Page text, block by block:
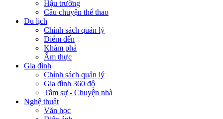
Hậu trường
Câu chuyện thể thao
Du lịch
Chính sách quản lý
Điểm đến
Khám phá
Ẩm thực
Gia đình
Chính sách quản lý
Gia đình 360 độ
Tâm sự - Chuyện nhà
Nghệ thuật
Văn học